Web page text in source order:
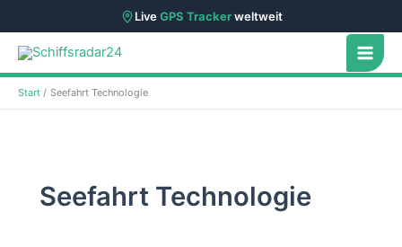
LiveGPS Trackerweltweit
Zum
Inhalt
springen
Start Seefahrt Technologie
Seefahrt Technologie